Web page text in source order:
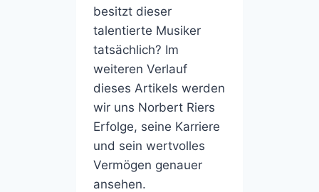
besitzt dieser
talentierte Musiker
tatsächlich? Im
weiteren Verlauf
dieses Artikels werden
wir uns Norbert Riers
Erfolge, seine Karriere
und sein wertvolles
Vermögen genauer
ansehen.